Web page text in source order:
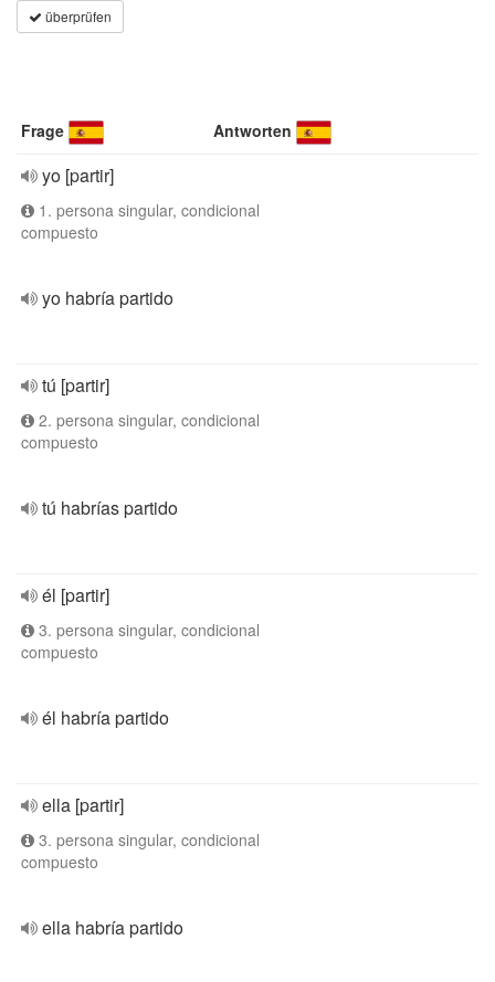
überprüfen
Frage Antworten
yo [partir]
1. persona singular, condicional
compuesto
yo habría partido
tú [partir]
2. persona singular, condicional
compuesto
tú habrías partido
él [partir]
3. persona singular, condicional
compuesto
él habría partido
ella [partir]
3. persona singular, condicional
compuesto
ella habría partido